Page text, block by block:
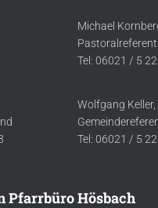
Michael
Pastoralreferent
Tel: 06021 / 5
Wolfgang Keller,
Tel: 06021 / 5
Pfarrbüro Hösbach